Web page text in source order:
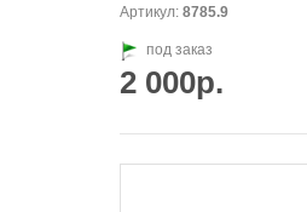
Артикул: 8785.9
под заказ
2 000р.